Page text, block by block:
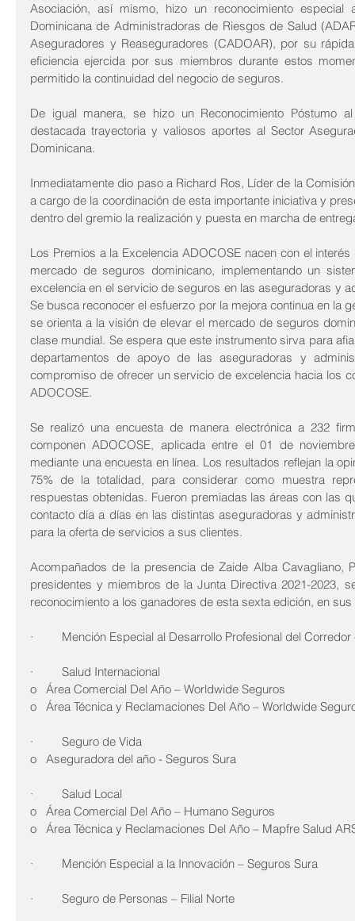
Asociación, así mismo, hizo un reconocimiento
Dominicana de Administradoras de Riesgos de Salud
Aseguradores y Reaseguradores (CADOAR), por su
eficiencia ejercida por sus miembros durante estos
permitido la continuidad del negocio de seguros.
De igual manera, se hizo un Reconocimiento Póstumo
destacada trayectoria y valiosos aportes al Sector
Dominicana.
Inmediatamente dio paso a Richard Ros, Líder de la
a cargo de la coordinación de esta importante iniciativa y
dentro del gremio la realización y puesta en marcha de
Los Premios a la Excelencia ADOCOSE nacen con el
mercado de seguros dominicano, implementando un
excelencia en el servicio de seguros en las aseguradoras y
Se busca reconocer el esfuerzo por la mejora continua en la
se orienta a la visión de elevar el mercado de seguros
clase mundial. Se espera que este instrumento sirva para
departamentos de apoyo de las aseguradoras y
compromiso de ofrecer un servicio de excelencia hacia los
ADOCOSE.
Se realizó una encuesta de manera electrónica a 232
componen ADOCOSE, aplicada entre el 01 de
mediante una encuesta en línea. Los resultados reflejan la
75% de la totalidad, para considerar como muestra
respuestas obtenidas. Fueron premiadas las áreas con las
contacto día a días en las distintas aseguradoras y
para la oferta de servicios a sus clientes.
Acompañados de la presencia de Zaide Alba Cavagliano,
presidentes y miembros de la Junta Directiva 2021-2023,
reconocimiento a los ganadores de esta sexta edición, en
·         Mención Especial al Desarrollo Profesional del
·         Salud Internacional
o   Área Comercial Del Año – Worldwide Seguros
o   Área Técnica y Reclamaciones Del Año – Worldwide
·         Seguro de Vida
o   Aseguradora del año - Seguros Sura
·         Salud Local
o   Área Comercial Del Año – Humano Seguros
o   Área Técnica y Reclamaciones Del Año – Mapfre Salud
·         Mención Especial a la Innovación – Seguros Sura
·         Seguro de Personas – Filial Norte